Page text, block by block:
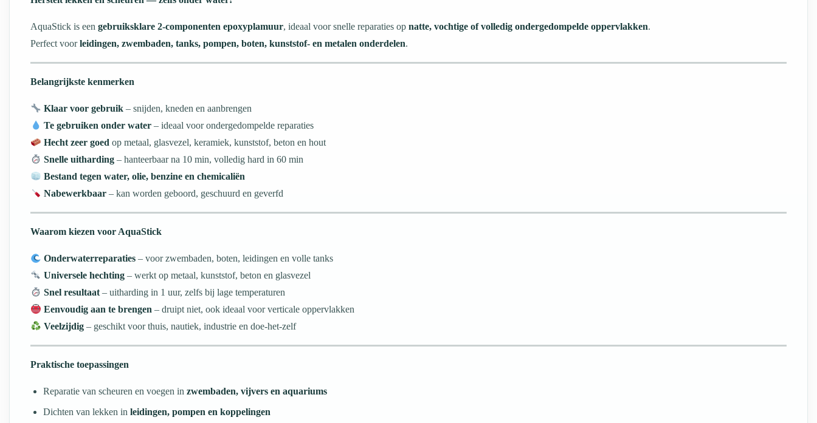
AquaStick is een gebruiksklare 2-componenten epoxyplamuur, ideaal voor snelle reparaties op natte, vochtige of volledig ondergedompelde oppervlakken.
Perfect voorleidingen, zwembaden, tanks, pompen, boten, kunststof- en metalen onderdelen.
Belangrijkste kenmerken
Klaar voor gebruik – snijden, kneden en aanbrengen
Te gebruiken onder water – ideaal voor ondergedompelde reparaties
Hecht zeer goed op metaal, glasvezel, keramiek, kunststof, beton en hout
Snelle uitharding – hanteerbaar na 10 min, volledig hard in 60 min
Bestand tegen water, olie, benzine en chemicaliën
Nabewerkbaar – kan worden geboord, geschuurd en geverfd
Waarom kiezen voor AquaStick
Onderwaterreparaties – voor zwembaden, boten, leidingen en volle tanks
Universele hechting – werkt op metaal, kunststof, beton en glasvezel
Snel resultaat – uitharding in 1 uur, zelfs bij lage temperaturen
Eenvoudig aan te brengen – druipt niet, ook ideaal voor verticale oppervlakken
Veelzijdig – geschikt voor thuis, nautiek, industrie en doe-het-zelf
Praktische toepassingen
Reparatie van scheuren en voegen in zwembaden, vijvers en aquariums
Dichten van lekken in leidingen, pompen en koppelingen